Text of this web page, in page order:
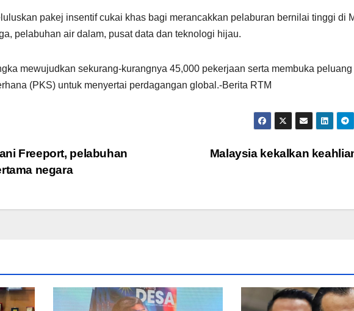
pakej insentif cukai khas bagi merancakkan pelaburan bernilai tinggi di
pelabuhan air dalam, pusat data dan teknologi hijau.
mewujudkan sekurang-kurangnya 45,000 pekerjaan serta membuka peluang
(PKS) untuk menyertai perdagangan global.-Berita RTM
Malaysia kekalkan
Freeport, pelabuhan
negara